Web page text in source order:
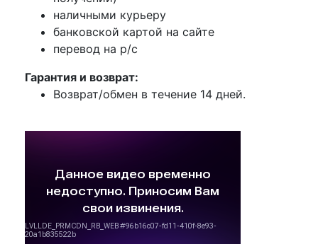
наличными курьеру
банковской картой на сайте
перевод на р/с
Гарантия и возврат:
Возврат/обмен в течение 14 дней.